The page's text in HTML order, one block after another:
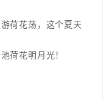
荷花荡，这个夏天
荷花明月光！